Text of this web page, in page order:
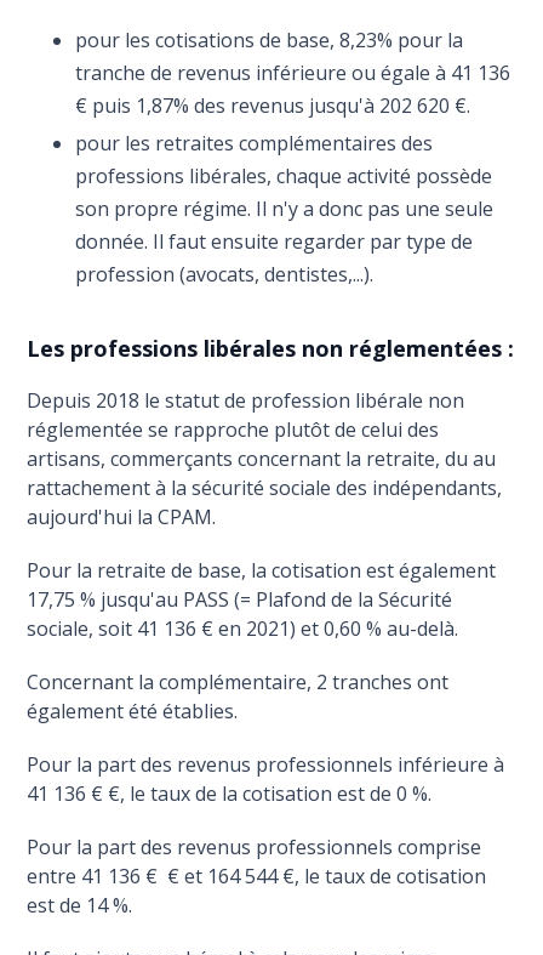
pour les cotisations de base, 8,23% pour la
tranche de revenus inférieure ou égale à 41 136
€ puis 1,87% des revenus jusqu'à 202 620 €.
pour les retraites complémentaires des
professions libérales, chaque activité possède
son propre régime. Il n'y a donc pas une seule
donnée. Il faut ensuite regarder par type de
profession (avocats, dentistes,...).
Les professions libérales non réglementées :
Depuis 2018 le statut de profession libérale non
réglementée se rapproche plutôt de celui des
artisans, commerçants concernant la retraite, du au
rattachement à la sécurité sociale des indépendants,
aujourd'hui la CPAM.
Pour la retraite de base, la cotisation est également
17,75 % jusqu'au PASS (= Plafond de la Sécurité
sociale, soit 41 136 € en 2021) et 0,60 % au-delà.
Concernant la complémentaire, 2 tranches ont
également été établies.
Pour la part des revenus professionnels inférieure à
41 136 € €, le taux de la cotisation est de 0 %.
Pour la part des revenus professionnels comprise
entre 41 136 € € et 164 544 €, le taux de cotisation
est de 14 %.